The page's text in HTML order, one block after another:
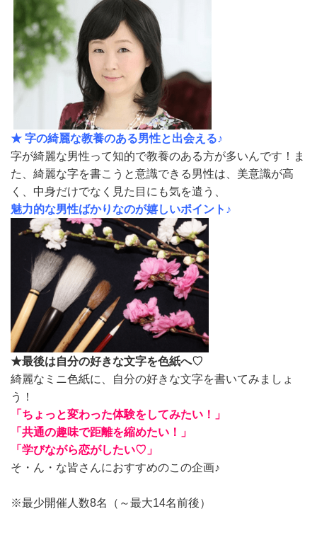
★ 字の綺麗な教養のある男性と出会える♪
字が綺麗な男性って知的で教養のある方が多いんです！ま
た、綺麗な字を書こうと意識できる男性は、美意識が高
く、中身だけでなく見た目にも気を遣う、
魅力的な男性ばかりなのが嬉しいポイント♪
★最後は自分の好きな文字を色紙へ♡
綺麗なミニ色紙に、自分の好きな文字を書いてみましょ
う！
「ちょっと変わった体験をしてみたい！」
「共通の趣味で距離を縮めたい！」
「学びながら恋がしたい♡」
そ・ん・な皆さんにおすすめのこの企画♪
※最少開催人数8名（～最大14名前後）